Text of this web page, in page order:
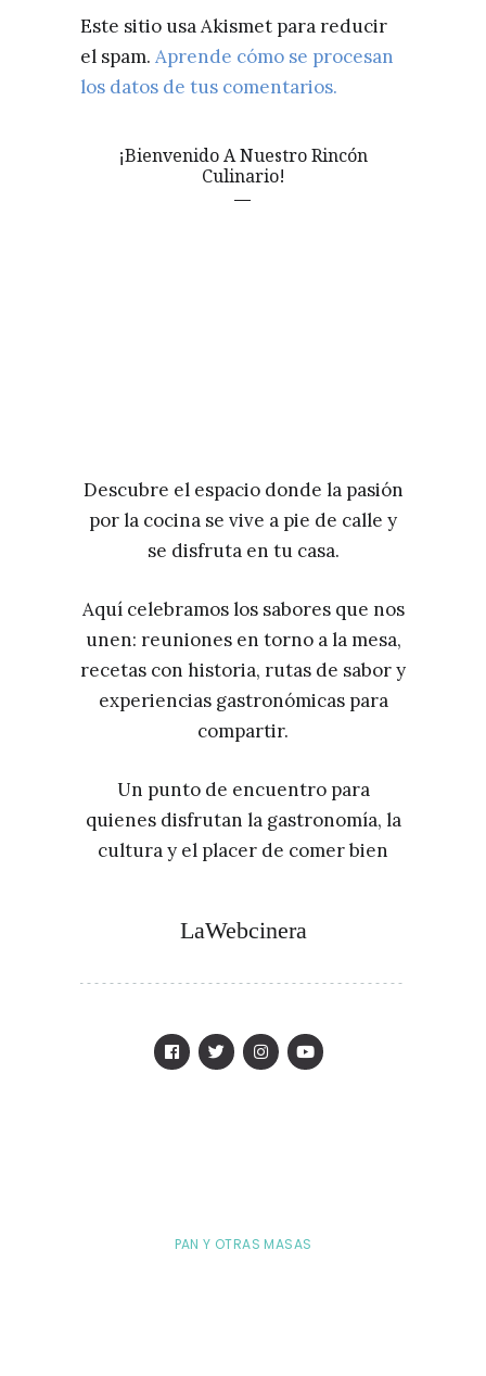
Este sitio usa Akismet para reducir
el spam. Aprende cómo se procesan
los datos de tus comentarios.
¡Bienvenido A Nuestro Rincón
Culinario!
Descubre el espacio donde la pasión
por la cocina se vive a pie de calle y
se disfruta en tu casa.
Aquí celebramos los sabores que nos
unen: reuniones en torno a la mesa,
recetas con historia, rutas de sabor y
experiencias gastronómicas para
compartir.
Un punto de encuentro para
quienes disfrutan la gastronomía, la
cultura y el placer de comer bien
LaWebcinera
PAN Y OTRAS MASAS